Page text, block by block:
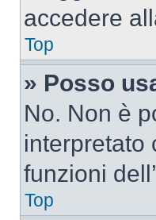
accedere
Top
» Posso
No. Non è
interpretato
funzioni
Top